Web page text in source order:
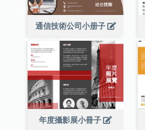
通信技術公司小册子
年度攝影展小冊子